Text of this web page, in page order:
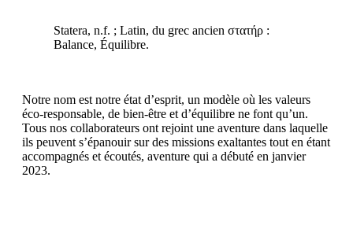
Statera, n.f. ; Latin, du grec ancien στατήρ‎ :
Balance, Équilibre.
Notre nom est notre état d’esprit, un modèle où les valeurs
éco-responsable, de bien-être et d’équilibre ne font qu’un.
Tous nos collaborateurs ont rejoint une aventure dans laquelle
ils peuvent s’épanouir sur des missions exaltantes tout en étant
accompagnés et écoutés, aventure qui a débuté en janvier
2023.